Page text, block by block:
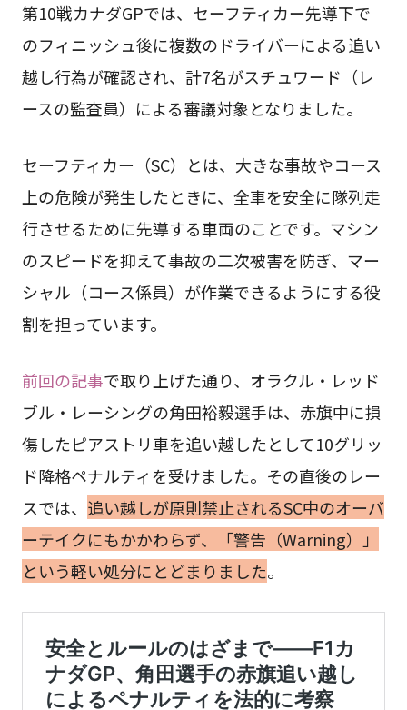
第10戦カナダGPでは、セーフティカー先導下で
のフィニッシュ後に複数のドライバーによる追い
越し行為が確認され、計7名がスチュワード（レ
ースの監査員）による審議対象となりました。
セーフティカー（SC）とは、大きな事故やコース
上の危険が発生したときに、全車を安全に隊列走
行させるために先導する車両のことです。マシン
のスピードを抑えて事故の二次被害を防ぎ、マー
シャル（コース係員）が作業できるようにする役
割を担っています。
前回の記事で取り上げた通り、オラクル・レッド
ブル・レーシングの角田裕毅選手は、赤旗中に損
傷したピアストリ車を追い越したとして10グリッ
ド降格ペナルティを受けました。その直後のレー
スでは、 追い越しが原則禁止されるSC中のオーバ
ーテイクにもかかわらず、「警告（Warning）」
という軽い処分にとどまりました。